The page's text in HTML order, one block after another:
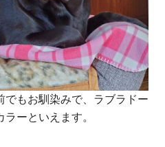
でもお馴染みで、ラブラドー
ーといえます。